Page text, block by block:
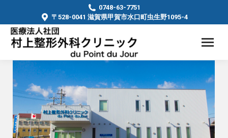
0748-63-7751
〒528-0041 滋賀県甲賀市水口町虫生野1095-4